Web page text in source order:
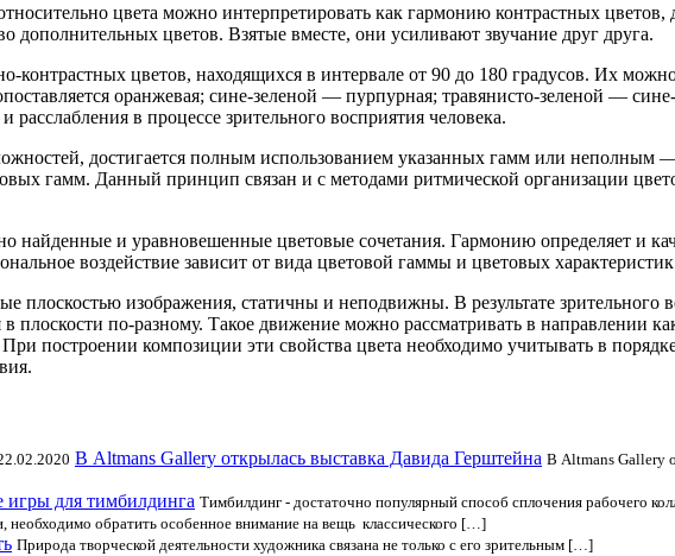
цвета можно интерпретировать как гармонию контрастных цветов,
дополнительных цветов. Взятые вместе, они усиливают звучание друг друга.
контрастных цветов, находящихся в интервале от 90 до 180 градусов. Их
оранжевая; сине-зеленой — пурпурная; травянисто-зеленой —
в процессе зрительного восприятия человека.
достигается полным использованием указанных гамм или неполным
гамм. Данный принцип связан и с методами ритмической организации
найденные и уравновешенные цветовые сочетания. Гармонию определяет и
воздействие зависит от вида цветовой гаммы и цветовых
плоскостью изображения, статичны и неподвижны. В результате зрительного
по-разному. Такое движение можно рассматривать в направлении
построении композиции эти свойства цвета необходимо учитывать в
В Altmans Gallery открылась выставка Давида Герштейна В Altmans Gallery
для тимбилдинга Тимбилдинг - достаточно популярный способ сплочения рабочего
обратить особенное внимание на вещь классического […]
Природа творческой деятельности художника связана не только с его зрительным […]